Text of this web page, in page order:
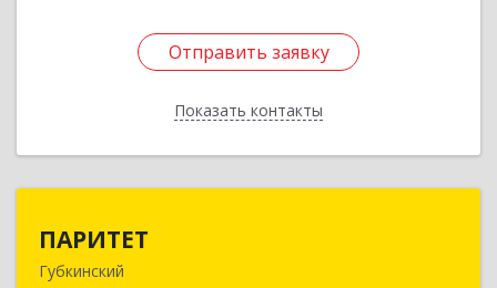
Отправить заявку
Показать контакты
Отправить заявку
Назад
ПАРИТЕТ
Губкинский
629830, Ямало-Ненецкий АО, Губкинский г, 9-й